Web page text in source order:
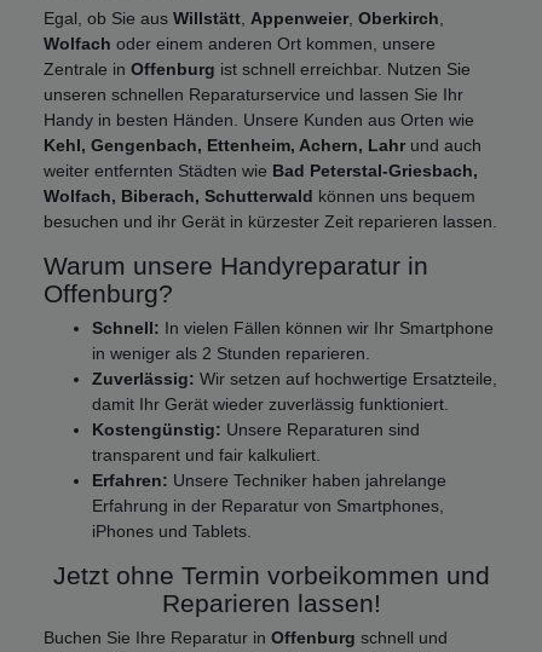
Egal, ob Sie aus Willstätt, Appenweier, Oberkirch,
Wolfach oder einem anderen Ort kommen, unsere
Zentrale in Offenburg ist schnell erreichbar. Nutzen Sie
unseren schnellen Reparaturservice und lassen Sie Ihr
Handy in besten Händen. Unsere Kunden aus Orten wie
Kehl, Gengenbach, Ettenheim, Achern, Lahr und auch
weiter entfernten Städten wie Bad Peterstal-Griesbach,
Wolfach, Biberach, Schutterwald können uns bequem
besuchen und ihr Gerät in kürzester Zeit reparieren lassen.
Warum unsere Handyreparatur in
Offenburg?
Schnell: In vielen Fällen können wir Ihr Smartphone
in weniger als 2 Stunden reparieren.
Zuverlässig: Wir setzen auf hochwertige Ersatzteile,
damit Ihr Gerät wieder zuverlässig funktioniert.
Kostengünstig: Unsere Reparaturen sind
transparent und fair kalkuliert.
Erfahren: Unsere Techniker haben jahrelange
Erfahrung in der Reparatur von Smartphones,
iPhones und Tablets.
Jetzt ohne Termin vorbeikommen und
Reparieren lassen!
Buchen Sie Ihre Reparatur in Offenburg schnell und